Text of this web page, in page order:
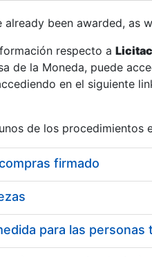
been awarded, as
respecto a
de la Moneda, puede
en el siguiente
de los procedimientos
firmado